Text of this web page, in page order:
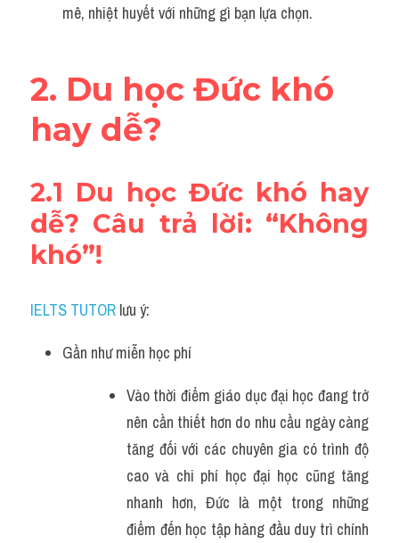
mê, nhiệt huyết với những gì bạn lựa chọn.
2. Du học Đức khó
hay dễ?
2.1 Du học Đức khó hay
dễ? Câu trả lời: “Không
khó”!
IELTS TUTOR lưu ý:
Gần như miễn học phí
Vào thời điểm giáo dục đại học đang trở
nên cần thiết hơn do nhu cầu ngày càng
tăng đối với các chuyên gia có trình độ
cao và chi phí học đại học cũng tăng
nhanh hơn, Đức là một trong những
điểm đến học tập hàng đầu duy trì chính